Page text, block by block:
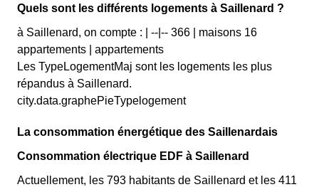
Quels sont les différents logements à Saillenard ?
à Saillenard, on compte : | --|-- 366 | maisons 16
appartements | appartements
Les TypeLogementMaj sont les logements les plus
répandus à Saillenard.
city.data.graphePieTypelogement
La consommation énergétique des Saillenardais
Consommation électrique EDF à Saillenard
Actuellement, les 793 habitants de Saillenard et les 411